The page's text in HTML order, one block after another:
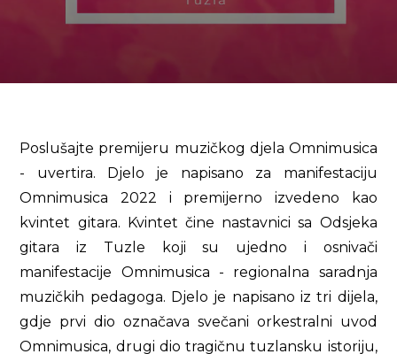
Poslušajte premijeru muzičkog djela Omnimusica
- uvertira. Djelo je napisano za manifestaciju
Omnimusica 2022 i premijerno izvedeno kao
kvintet gitara. Kvintet čine nastavnici sa Odsjeka
gitara iz Tuzle koji su ujedno i osnivači
manifestacije Omnimusica - regionalna saradnja
muzičkih pedagoga. Djelo je napisano iz tri dijela,
gdje prvi dio označava svečani orkestralni uvod
Omnimusica, drugi dio tragičnu tuzlansku istoriju,